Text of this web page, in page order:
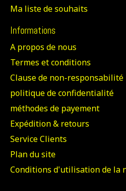
Ma liste de souhaits
Informations
A propos de nous
Termes et conditions
Clause de non-responsabilité
politique de confidentialité
méthodes de payement
Expédition & retours
Service Clients
Plan du site
Conditions d'utilisation de la